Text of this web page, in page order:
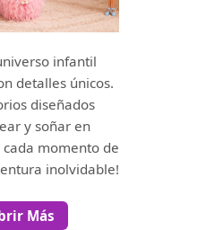
infantil
detalles únicos.
diseñados
y soñar en
cada momento de
inolvidable!
Más